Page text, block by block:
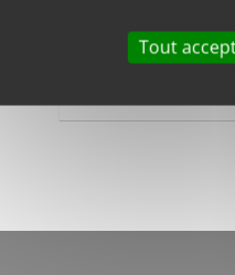
Tout
Numero de commande